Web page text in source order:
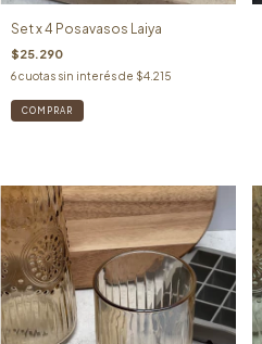
Set x 4 Posavasos Laiya
$25.290
6cuotas sin interés de $4.215